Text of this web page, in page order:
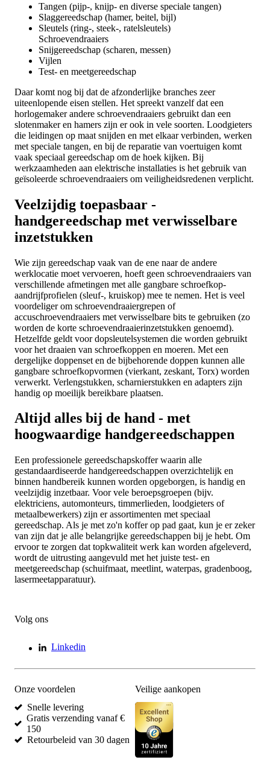
Tangen (pijp-, knijp- en diverse speciale tangen)
Slaggereedschap (hamer, beitel, bijl)
Sleutels (ring-, steek-, ratelsleutels)
Schroevendraaiers
Snijgereedschap (scharen, messen)
Vijlen
Test- en meetgereedschap
Daar komt nog bij dat de afzonderlijke branches zeer
uiteenlopende eisen stellen. Het spreekt vanzelf dat een
horlogemaker andere schroevendraaiers gebruikt dan een
slotenmaker en hamers zijn er ook in vele soorten. Loodgieters
die leidingen op maat snijden en met elkaar verbinden, werken
met speciale tangen, en bij de reparatie van voertuigen komt
vaak speciaal gereedschap om de hoek kijken. Bij
werkzaamheden aan elektrische installaties is het gebruik van
geïsoleerde schroevendraaiers om veiligheidsredenen verplicht.
Veelzijdig toepasbaar -
handgereedschap met verwisselbare
inzetstukken
Wie zijn gereedschap vaak van de ene naar de andere
werklocatie moet vervoeren, hoeft geen schroevendraaiers van
verschillende afmetingen met alle gangbare schroefkop-
aandrijfprofielen (sleuf-, kruiskop) mee te nemen. Het is veel
voordeliger om schroevendraaiergrepen of
accuschroevendraaiers met verwisselbare bits te gebruiken (zo
worden de korte schroevendraaierinzetstukken genoemd).
Hetzelfde geldt voor dopsleutelsystemen die worden gebruikt
voor het draaien van schroefkoppen en moeren. Met een
dergelijke doppenset en de bijbehorende doppen kunnen alle
gangbare schroefkopvormen (vierkant, zeskant, Torx) worden
verwerkt. Verlengstukken, scharnierstukken en adapters zijn
handig op moeilijk bereikbare plaatsen.
Altijd alles bij de hand - met
hoogwaardige handgereedschappen
Een professionele gereedschapskoffer waarin alle
gestandaardiseerde handgereedschappen overzichtelijk en
binnen handbereik kunnen worden opgeborgen, is handig en
veelzijdig inzetbaar. Voor vele beroepsgroepen (bijv.
elektriciens, automonteurs, timmerlieden, loodgieters of
metaalbewerkers) zijn er assortimenten met speciaal
gereedschap. Als je met zo'n koffer op pad gaat, kun je er zeker
van zijn dat je alle belangrijke gereedschappen bij je hebt. Om
ervoor te zorgen dat topkwaliteit werk kan worden afgeleverd,
wordt de uitrusting aangevuld met het juiste test- en
meetgereedschap (schuifmaat, meetlint, waterpas, gradenboog,
lasermeetapparatuur).
Volg ons
Linkedin
Onze voordelen
Snelle levering
Gratis verzending vanaf €
150
Retourbeleid van 30 dagen
Veilige aankopen